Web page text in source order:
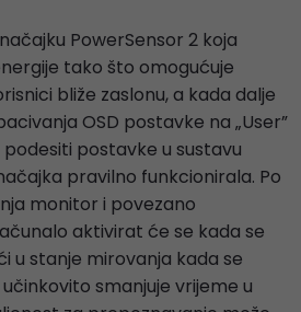
PowerSensor 2 koja
tako što omogućuje
bliže zaslonu, a kada dalje
OSD postavke na „User”
postavke u sustavu
pravilno funkcionirala. Po
monitor i povezano
aktivirat će se kada se
u stanje mirovanja kada se
smanjuje vrijeme u